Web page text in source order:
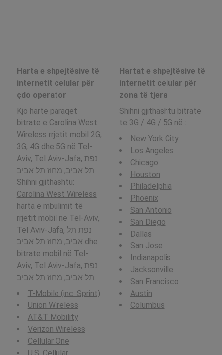
Harta e shpejtësive të
internetit celular për
çdo operator
Kjo hartë paraqet
bitrate e Carolina West
Wireless rrjetit mobil 2G,
3G, 4G dhe 5G në Tel-
Aviv, Tel Aviv-Jafa, נפת
תל אביב, מחוז תל אביב .
Shihni gjithashtu:
Carolina West Wireless
harta e mbulimit të
rrjetit mobil në Tel-Aviv,
Tel Aviv-Jafa, נפת תל
אביב, מחוז תל אביב dhe
bitrate mobil në Tel-
Aviv, Tel Aviv-Jafa, נפת
תל אביב, מחוז תל אביב .
T-Mobile (inc. Sprint)
Union Wireless
AT&T Mobility
Verizon Wireless
Cellular One
U.S. Cellular
Hartat e shpejtësive të
internetit celular për
zona të tjera
Shihni gjithashtu bitrate
te 3G / 4G / 5G në :
New York City
Los Angeles
Chicago
Houston
Philadelphia
Phoenix
San Antonio
San Diego
Dallas
San Jose
Indianapolis
Jacksonville
San Francisco
Austin
Columbus